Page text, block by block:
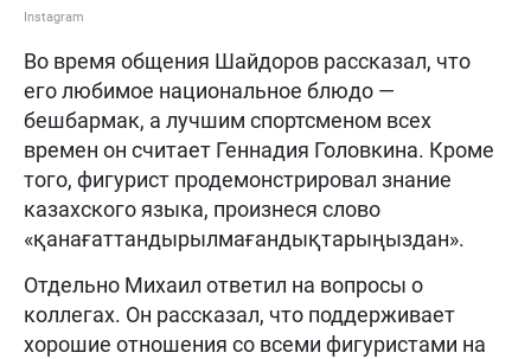
Instagram
Во время общения Шайдоров рассказал, что
его любимое национальное блюдо —
бешбармак, а лучшим спортсменом всех
времен он считает Геннадия Головкина. Кроме
того, фигурист продемонстрировал знание
казахского языка, произнеся слово
«қанағаттандырылмағандықтарыңыздан».
Отдельно Михаил ответил на вопросы о
коллегах. Он рассказал, что поддерживает
хорошие отношения со всеми фигуристами на